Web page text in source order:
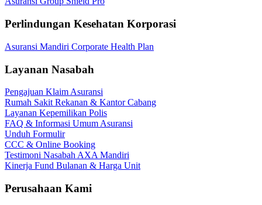
Perlindungan Kesehatan Korporasi
Asuransi Mandiri Corporate Health Plan
Layanan Nasabah
Pengajuan Klaim Asuransi
Rumah Sakit Rekanan & Kantor Cabang
Layanan Kepemilikan Polis
FAQ & Informasi Umum Asuransi
Unduh Formulir
CCC & Online Booking
Testimoni Nasabah AXA Mandiri
Kinerja Fund Bulanan & Harga Unit
Perusahaan Kami